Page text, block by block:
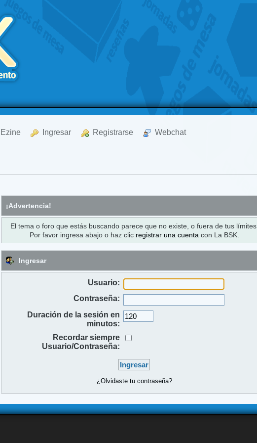
Ezine Ingresar Registrarse Webchat
¡Advertencia!
El tema o foro que estás buscando parece que no existe, o fuera de tus límites.
Por favor ingresa abajo o haz clic registrar una cuenta con La BSK.
Ingresar
Usuario:
Contraseña:
Duración de la sesión en
minutos:
Recordar siempre
Usuario/Contraseña:
¿Olvidaste tu contraseña?